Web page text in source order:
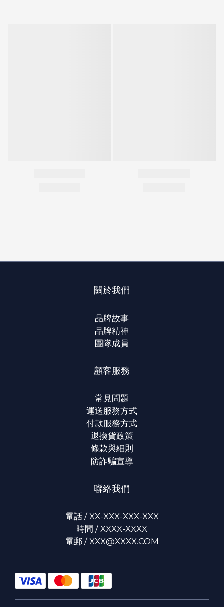
關於我們
品牌故事
品牌精神
團隊成員
顧客服務
常見問題
運送服務方式
付款服務方式
退換貨政策
條款與細則
防詐騙宣導
聯絡我們
電話 / XX-XXX-XXX-XXX
時間 / XXXX-XXXX
電郵 / XXX@XXXX.COM